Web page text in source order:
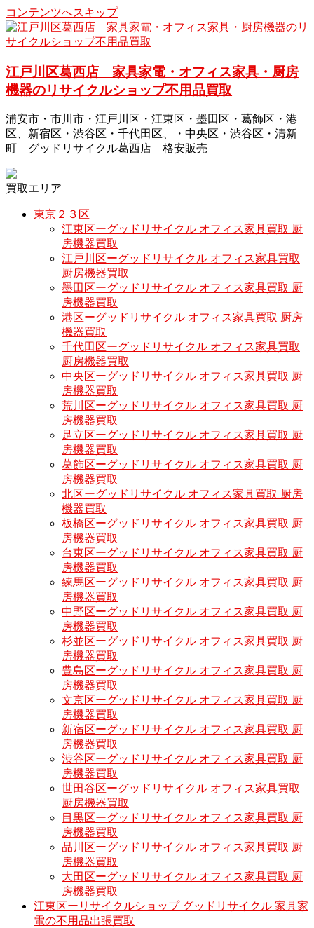
コンテンツへスキップ
江戸川区葛西店 家具家電・オフィス家具・厨房
機器のリサイクルショップ不用品買取
浦安市・市川市・江戸川区・江東区・墨田区・葛飾区・港
区、新宿区・渋谷区・千代田区、・中央区・渋谷区・清新
町 グッドリサイクル葛西店 格安販売
買取エリア
東京２３区
江東区ーグッドリサイクル オフィス家具買取 厨
房機器買取
江戸川区ーグッドリサイクル オフィス家具買取
厨房機器買取
墨田区ーグッドリサイクル オフィス家具買取 厨
房機器買取
港区ーグッドリサイクル オフィス家具買取 厨房
機器買取
千代田区ーグッドリサイクル オフィス家具買取
厨房機器買取
中央区ーグッドリサイクル オフィス家具買取 厨
房機器買取
荒川区ーグッドリサイクル オフィス家具買取 厨
房機器買取
足立区ーグッドリサイクル オフィス家具買取 厨
房機器買取
葛飾区ーグッドリサイクル オフィス家具買取 厨
房機器買取
北区ーグッドリサイクル オフィス家具買取 厨房
機器買取
板橋区ーグッドリサイクル オフィス家具買取 厨
房機器買取
台東区ーグッドリサイクル オフィス家具買取 厨
房機器買取
練馬区ーグッドリサイクル オフィス家具買取 厨
房機器買取
中野区ーグッドリサイクル オフィス家具買取 厨
房機器買取
杉並区ーグッドリサイクル オフィス家具買取 厨
房機器買取
豊島区ーグッドリサイクル オフィス家具買取 厨
房機器買取
文京区ーグッドリサイクル オフィス家具買取 厨
房機器買取
新宿区ーグッドリサイクル オフィス家具買取 厨
房機器買取
渋谷区ーグッドリサイクル オフィス家具買取 厨
房機器買取
世田谷区ーグッドリサイクル オフィス家具買取
厨房機器買取
目黒区ーグッドリサイクル オフィス家具買取 厨
房機器買取
品川区ーグッドリサイクル オフィス家具買取 厨
房機器買取
大田区ーグッドリサイクル オフィス家具買取 厨
房機器買取
江東区ーリサイクルショップ グッドリサイクル 家具家
電の不用品出張買取